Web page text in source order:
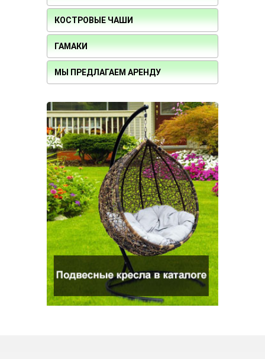
КОСТРОВЫЕ ЧАШИ
ГАМАКИ
МЫ ПРЕДЛАГАЕМ АРЕНДУ